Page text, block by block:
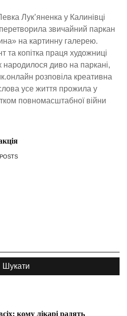
Лук’яненка у Калинівці
звичайний паркан
на картинну галерею.
та копітка праця художниці
диво на паркані,
розповіла креативна
усе життя прожила у
повномасштабної війни
POSTS
кому лікарі радять